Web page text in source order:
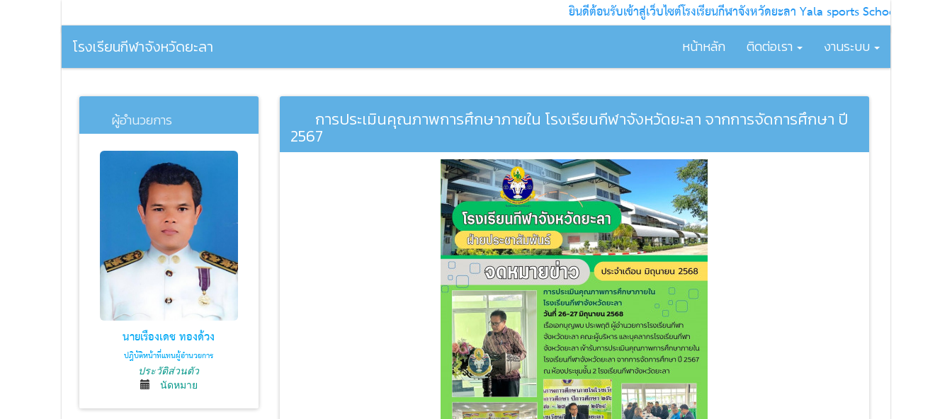
ยินดีต้อนรับเข้าสู่เว็บไซต์โรงเรียนกีฬาจังหวัดยะลา Yala sports School
โรงเรียนกีฬาจังหวัดยะลา หน้าหลัก ติดต่อเรา งานระบบ
ผู้อำนวยการ
นายเรืองเดช ทองด้วง
ปฎิบัติหน้าที่แทนผู้อำนวยการ
ประวัติส่วนตัว
นัดหมาย
การประเมินคุณภาพการศึกษาภายใน โรงเรียนกีฬาจังหวัดยะลา จากการจัดการศึกษา ปี
2567